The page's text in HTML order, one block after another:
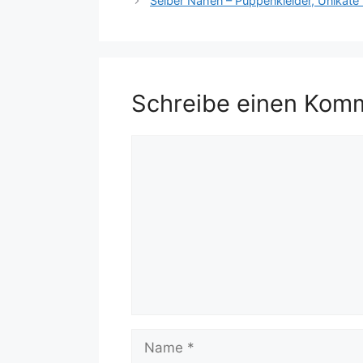
Schreibe einen
Name